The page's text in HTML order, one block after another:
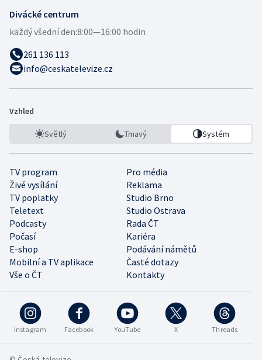
Divácké centrum
každý všední den:8:00—16:00 hodin
261 136 113
info@ceskatelevize.cz
Vzhled
Světlý Tmavý Systém
TV program
Pro média
Živé vysílání
Reklama
TV poplatky
Studio Brno
Teletext
Studio Ostrava
Podcasty
Rada ČT
Počasí
Kariéra
E-shop
Podávání námětů
Mobilní a TV aplikace
Časté dotazy
Vše o ČT
Kontakty
Instagram Facebook YouTube X Threads